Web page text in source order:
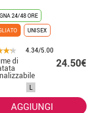
24/48 ORE
UNISEX
4.34/5.00
di 24.50€
L
AGGIUNGI